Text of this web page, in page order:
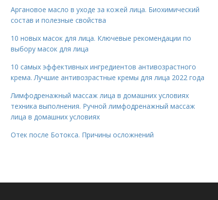
Аргановое масло в уходе за кожей лица. Биохимический
состав и полезные свойства
10 новых масок для лица. Ключевые рекомендации по
выбору масок для лица
10 самых эффективных ингредиентов антивозрастного
крема. Лучшие антивозрастные кремы для лица 2022 года
Лимфодренажный массаж лица в домашних условиях
техника выполнения. Ручной лимфодренажный массаж
лица в домашних условиях
Отек после Ботокса. Причины осложнений